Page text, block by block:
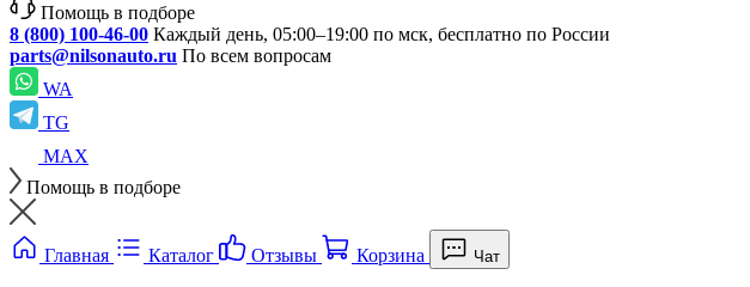
Помощь в подборе
8 (800) 100-46-00 Каждый день, 05:00–19:00 по мск, бесплатно по России
parts@nilsonauto.ru По всем вопросам
WA
TG
MAX
Помощь в подборе
Главная Каталог Отзывы Корзина Чат